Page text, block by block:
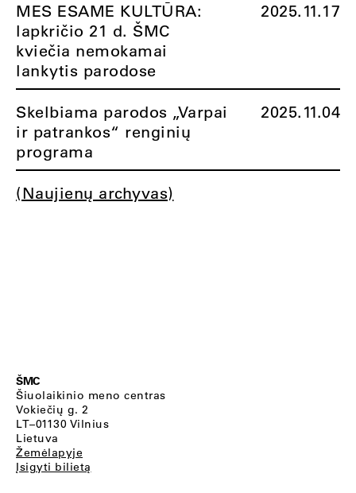
MES ESAME KULTŪRA:
lapkričio 21 d. ŠMC
kviečia nemokamai
lankytis parodose
2025.11.17
Skelbiama parodos „Varpai
ir patrankos“ renginių
programa
2025.11.04
(Naujienų archyvas)
ŠMC
Šiuolaikinio meno centras
Vokiečių g. 2
LT–01130 Vilnius
Lietuva
Žemėlapyje
Įsigyti bilietą